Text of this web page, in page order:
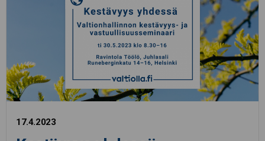
17.4.2023